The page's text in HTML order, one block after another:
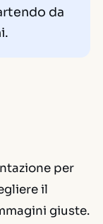
da
per
il
giuste.